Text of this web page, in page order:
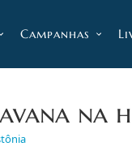
Campanhas
na